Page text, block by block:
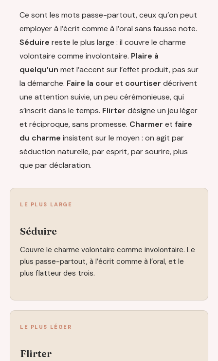
Ce sont les mots passe-partout, ceux qu’on peut
employer à l’écrit comme à l’oral sans fausse note.
Séduire reste le plus large : il couvre le charme
volontaire comme involontaire. Plaire à
quelqu’un met l’accent sur l’effet produit, pas sur
la démarche. Faire la cour et courtiser décrivent
une attention suivie, un peu cérémonieuse, qui
s’inscrit dans le temps. Flirter désigne un jeu léger
et réciproque, sans promesse. Charmer et faire
du charme insistent sur le moyen : on agit par
séduction naturelle, par esprit, par sourire, plus
que par déclaration.
LE PLUS LARGE
Séduire
Couvre le charme volontaire comme involontaire. Le
plus passe-partout, à l’écrit comme à l’oral, et le
plus flatteur des trois.
LE PLUS LÉGER
Flirter